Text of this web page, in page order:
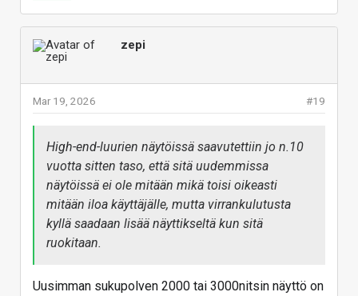
zepi
#19
Mar 19, 2026
High-end-luurien näytöissä saavutettiin jo n.10
vuotta sitten taso, että sitä uudemmissa
näytöissä ei ole mitään mikä toisi oikeasti
mitään iloa käyttäjälle, mutta virrankulutusta
kyllä saadaan lisää näyttikseltä kun sitä
ruokitaan.
Uusimman sukupolven 2000 tai 3000nitsin näyttö on